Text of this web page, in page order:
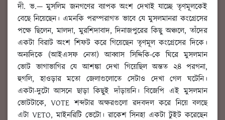
দী. ভ.— মুসলিম জনগণের ব্যাপক অংশ দেখাই যাচ্ছে তৃণমূলকেই
বেছে নিয়েছেন। এমনকি পরম্পরাগত ভাবে যে মুসলমানরা কংগ্রেসের
পক্ষে ছিলেন, মালদা, মুরশিদাবাদ, দিনাজপুরের কিছু অঞ্চলে, তাঁদের
একটা বিরাট অংশ শিফট করে গিয়েছেন তৃণমূল কংগ্রেসের দিকে।
অন্যদিকে (আইএসফ নেতা) আব্বাস সিদ্দিকি-কে ঘিরে মুসলমান
ভোট ভাগাভাগির যে আশঙ্কা দেখা গিয়েছিল অন্তত ২৪ পরগনা,
হুগলি, হাওড়ার মতো জেলাগুলোতে সেটাও দেখা গেল ঘটেনি।
একটা-দুটো আসনে ছাড়া কিছুই দাঁড়ায়নি। বিজেপি এই মুসলমান
ভোটটাকে, VOTE শব্দটার অক্ষরগুলো রদবদল করে নিয়ে বলছে
এটা VETO, মাইনরিটি ভেটো। রাকেশ সিনহা একটা টুইট করেছেন